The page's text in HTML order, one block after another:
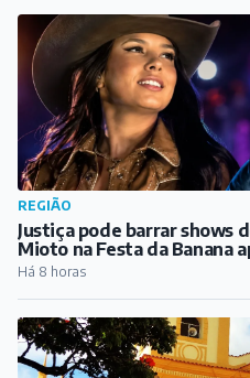
REGIÃO
Justiça pode barrar shows
Mioto na Festa da Banana
Público
Há 8 horas